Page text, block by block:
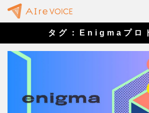
タグ：Enigmaプロ